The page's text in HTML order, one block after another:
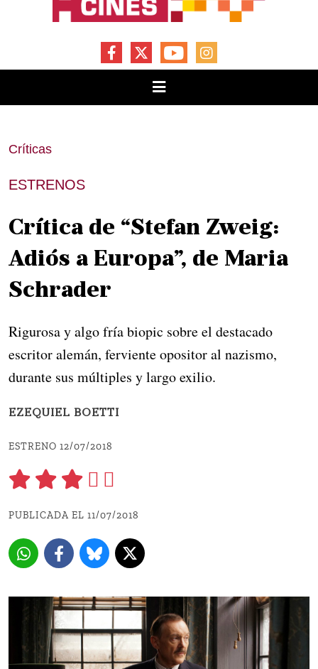
FACEBOOKYOUTUBEINSTAGRAM
Críticas
ESTRENOS
Crítica de “Stefan Zweig:
Adiós a Europa”, de Maria
Schrader
Rigurosa y algo fría biopic sobre el destacado
escritor alemán, ferviente opositor al nazismo,
durante sus múltiples y largo exilio.
EZEQUIEL BOETTI
ESTRENO 12/07/2018
PUBLICADA EL 11/07/2018